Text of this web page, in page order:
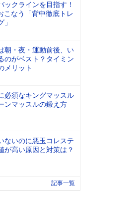
ックラインを目指す！
こなう「背中徹底トレ
」
朝・夜・運動前後、い
のがベスト？タイミン
メリット
必須なキングマッスル
ンマッスルの鍛え方
ないのに悪玉コレステ
が高い原因と対策は？
記事一覧